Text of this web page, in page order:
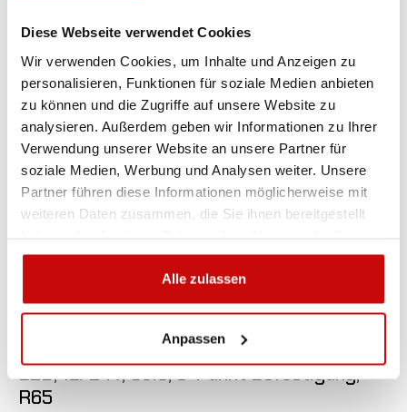
Diese Webseite verwendet Cookies
Wir verwenden Cookies, um Inhalte und Anzeigen zu
personalisieren, Funktionen für soziale Medien anbieten
zu können und die Zugriffe auf unsere Website zu
analysieren. Außerdem geben wir Informationen zu Ihrer
Verwendung unserer Website an unsere Partner für
soziale Medien, Werbung und Analysen weiter. Unsere
Partner führen diese Informationen möglicherweise mit
weiteren Daten zusammen, die Sie ihnen bereitgestellt
gesammelt haben.
Alle zulassen
Anpassen

LED Rundumkennleuchten LAP LFB-050
LED, 12/24V, Gelb, 3-Punkt Befestigung,
R65